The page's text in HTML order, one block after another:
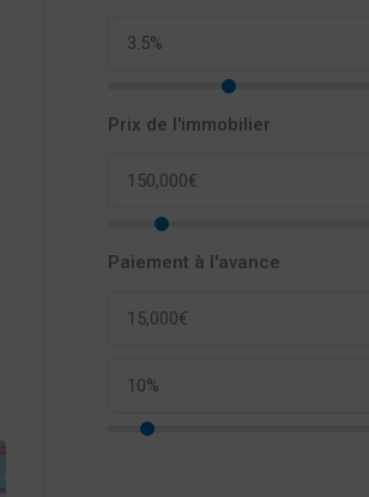
Prix de l'immobilier
Paiement à l'avance